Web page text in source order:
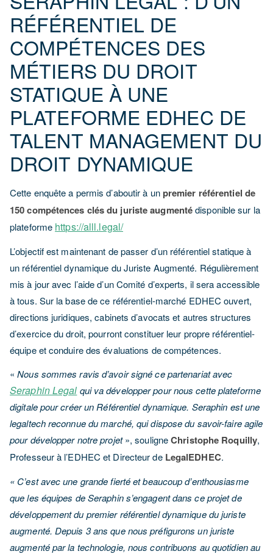
RÉFÉRENTIEL DE
COMPÉTENCES DES
MÉTIERS DU DROIT
STATIQUE À UNE
PLATEFORME EDHEC DE
TALENT MANAGEMENT DU
DROIT DYNAMIQUE
Cette enquête a permis d’aboutir à unpremier référentiel de
150 compétences clés du juriste augmentédisponible sur la
plateforme https://alll.legal/
L’objectif est maintenant de passer d’un référentiel statique à
un référentiel dynamique du Juriste Augmenté. Régulièrement
mis à jour avec l’aide d’un Comité d’experts, il sera accessible
à tous. Sur la base de ce référentiel-marché EDHEC ouvert,
directions juridiques, cabinets d’avocats et autres structures
d’exercice du droit, pourront constituer leur propre référentiel-
équipe et conduire des évaluations de compétences.
«Nous sommes ravis d’avoir signé ce partenariat avec
Seraphin Legal qui va développer pour nous cette plateforme
digitale pour créer un Référentiel dynamique. Seraphin est une
legaltech reconnue du marché, qui dispose du savoir-faire agile
pour développer notre projet», souligneChristophe Roquilly,
Professeur à l’EDHEC et Directeur de LegalEDHEC.
« C’est avec une grande fierté et beaucoup d’enthousiasme
que les équipes de Seraphin s’engagent dans ce projet de
développement du premier référentiel dynamique du juriste
augmenté. Depuis 3 ans que nous préfigurons un juriste
augmenté par la technologie, nous contribuons au quotidien au